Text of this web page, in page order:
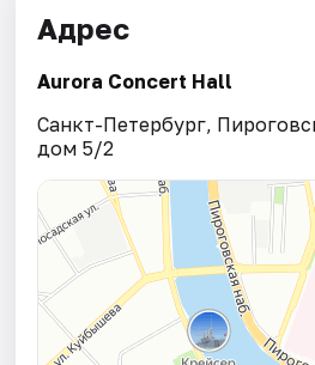
Адрес
Aurora Concert Hall
Санкт-Петербург,
дом 5/2